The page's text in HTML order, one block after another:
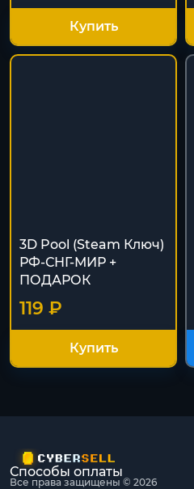
Купить
3D Pool (Steam Ключ)
РФ-СНГ-МИР +
ПОДАРОК
119 ₽
Купить
Все права защищены © 2026
Способы оплаты